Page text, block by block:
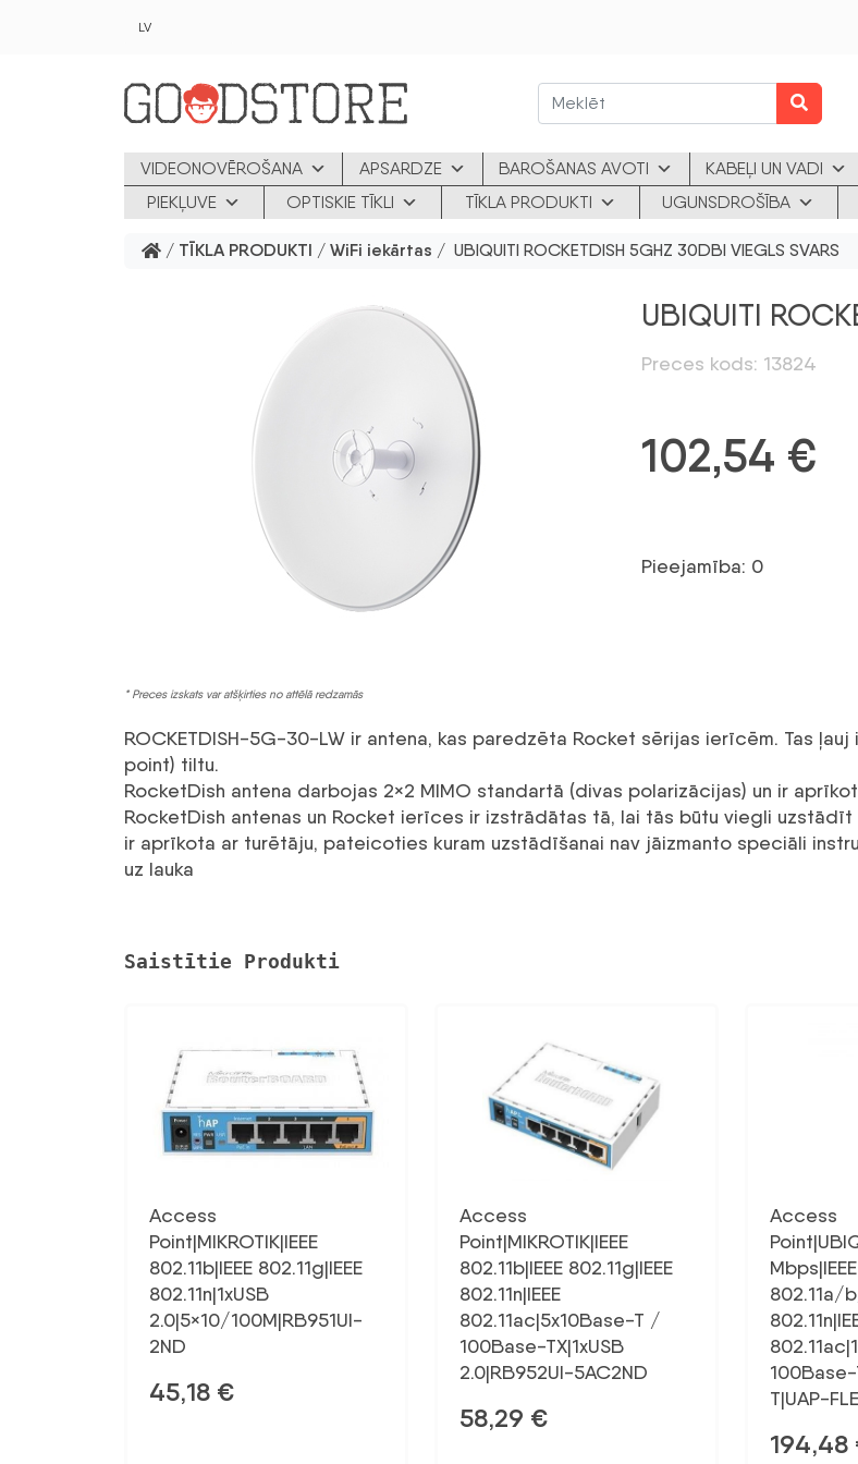
LV
VIDEONOVĒROŠANA APSARDZE BAROŠANAS AVOTI KABEĻI UN VADI
PIEKĻUVE
OPTISKIE TĪKLI TĪKLA PRODUKTI UGUNSDROŠĪBA
/ TĪKLA PRODUKTI / WiFi iekārtas / UBIQUITI ROCKETDISH 5GHZ 30DBI VIEGLS SVARS
* Preces izskats var atšķirties no attēlā redzamās
UBIQUITI
Preces kods: 13824
102,54 €
Pieejamība: 0
ROCKETDISH-5G-30-LW ir antena, kas paredzēta Rocket sērijas ierīcēm. Tas
point) tiltu.
RocketDish antena darbojas 2×2 MIMO standartā (divas polarizācijas) un ir
RocketDish antenas un Rocket ierīces ir izstrādātas tā, lai tās būtu viegli
ir aprīkota ar turētāju, pateicoties kuram uzstādīšanai nav jāizmanto speciāli
uz lauka
Saistītie Produkti
Access
Point|MIKROTIK|IEEE
802.11b|IEEE 802.11g|IEEE
802.11n|1xUSB
2.0|5×10/100M|RB951UI-
2ND
45,18 €
Access
Point|MIKROTIK|IEEE
802.11b|IEEE 802.11g|IEEE
802.11n|IEEE
802.11ac|5x10Base-T /
100Base-TX|1xUSB
2.0|RB952UI-5AC2ND
58,29 €
Access
802.11a/
T|UAP-
194,48